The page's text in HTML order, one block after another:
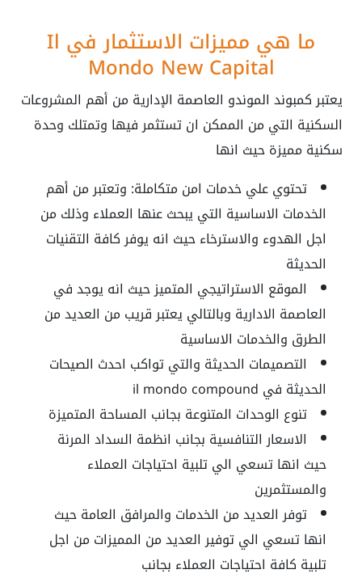
ما هي مميزات الاستثمار في Il
Mondo New Capital
يعتبر كمبوند الموندو العاصمة الإدارية من أهم المشروعات
السكنية التي من الممكن ان تستثمر فيها وتمتلك وحدة
سكنية مميزة حيث انها
تحتوي علي خدمات امن متكاملة: وتعتبر من أهم
الخدمات الاساسية التي يبحث عنها العملاء وذلك من
اجل الهدوء والاسترخاء حيث انه يوفر كافة التقنيات
الحديثة
الموقع الاستراتيجي المتميز حيث انه يوجد في
العاصمة الادارية وبالتالي يعتبر قريب من العديد من
الطرق والخدمات الاساسية
التصميمات الحديثة والتي تواكب احدث الصيحات
الحديثة في il mondo compound
تنوع الوحدات المتنوعة بجانب المساحة المتميزة
الاسعار التنافسية بجانب انظمة السداد المرنة
حيث انها تسعي الي تلبية احتياجات العملاء
والمستثمرين
توفر العديد من الخدمات والمرافق العامة حيث
انها تسعي الي توفير العديد من المميزات من اجل
تلبية كافة احتياجات العملاء بجانب